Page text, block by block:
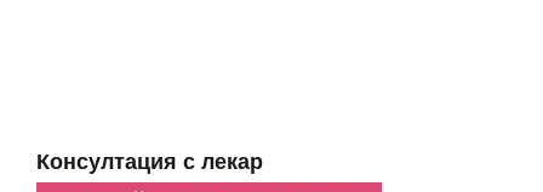
Консултация с лекар